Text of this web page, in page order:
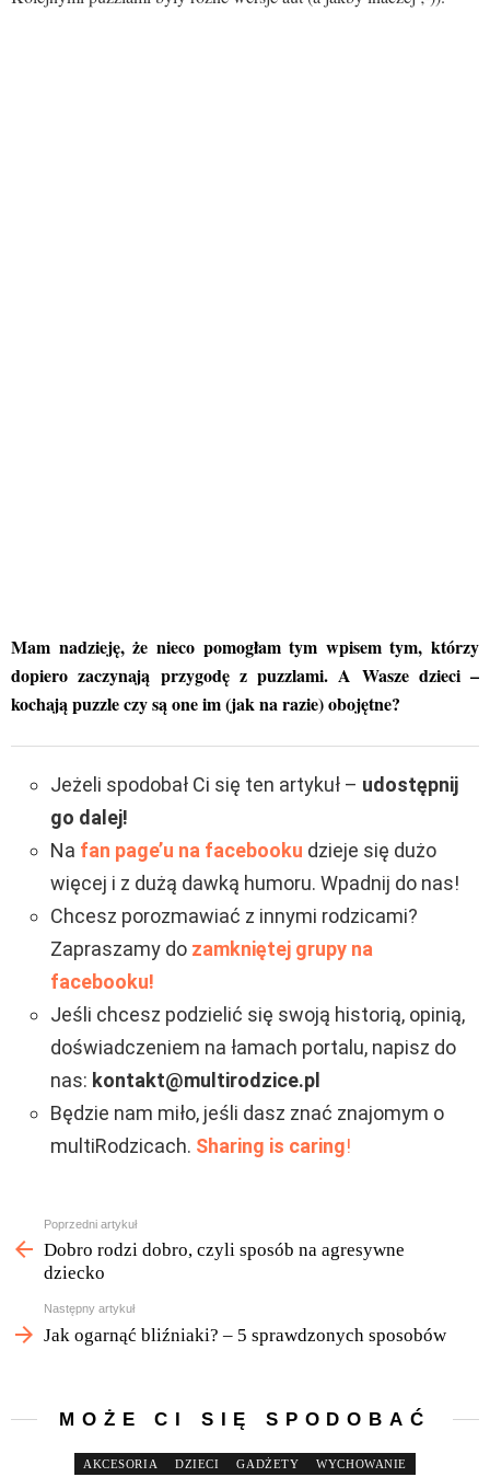
Mam nadzieję, że nieco pomogłam tym wpisem tym, którzy
dopiero zaczynają przygodę z puzzlami. A Wasze dzieci –
kochają puzzle czy są one im (jak na razie) obojętne?
Jeżeli spodobał Ci się ten artykuł – udostępnij
go dalej!
Na fan page’u na facebooku dzieje się dużo
więcej i z dużą dawką humoru. Wpadnij do nas!
Chcesz porozmawiać z innymi rodzicami?
Zapraszamy do zamkniętej grupy na
facebooku!
Jeśli chcesz podzielić się swoją historią, opinią,
doświadczeniem na łamach portalu, napisz do
nas: kontakt@multirodzice.pl
Będzie nam miło, jeśli dasz znać znajomym o
multiRodzicach. Sharing is caring!
Zobacz
więcej
Poprzedni artykuł
Dobro rodzi dobro, czyli sposób na agresywne
dziecko
Następny artykuł
Jak ogarnąć bliźniaki? – 5 sprawdzonych sposobów
MOŻE CI SIĘ SPODOBAĆ
AKCESORIA DZIECI GADŻETY WYCHOWANIE